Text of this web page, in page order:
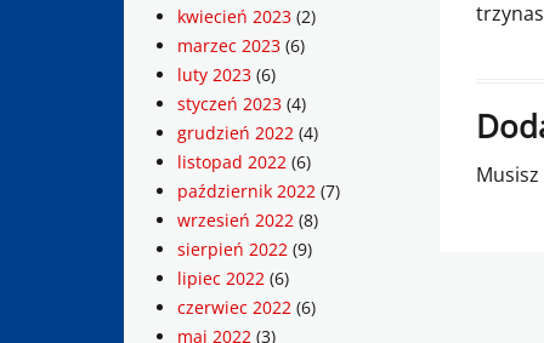
Musisz
kwiecień 2023 (2)
marzec 2023 (6)
luty 2023 (6)
styczeń 2023 (4)
grudzień 2022 (4)
listopad 2022 (6)
październik 2022 (7)
wrzesień 2022 (8)
sierpień 2022 (9)
lipiec 2022 (6)
czerwiec 2022 (6)
maj 2022 (3)